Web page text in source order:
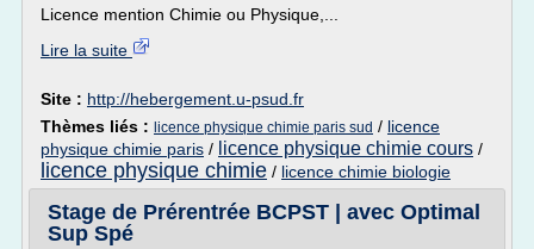
Licence mention Chimie ou Physique,...
Lire la suite
Site : http://hebergement.u-psud.fr
Thèmes liés : licence physique chimie paris sud / licence
physique chimie paris / licence physique chimie cours /
licence physique chimie / licence chimie biologie
Stage de Prérentrée BCPST | avec Optimal
Sup Spé